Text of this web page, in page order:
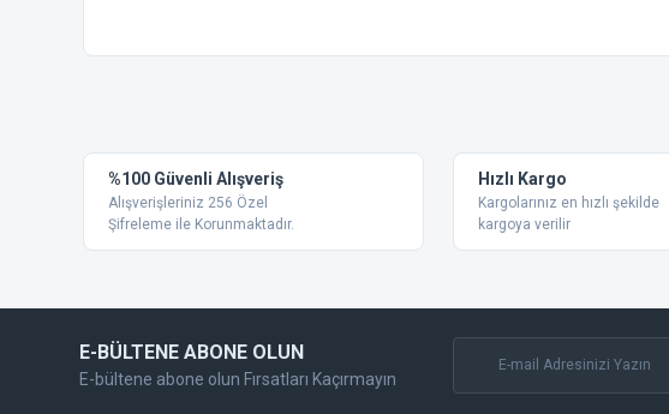
Ürün resmi kalitesiz, bozuk veya görüntülenemiyor.
Ürün açıklamasında eksik bilgiler bulunuyor.
Ürün bilgilerinde hatalar bulunuyor.
Ürün fiyatı diğer sitelerden daha pahalı.
%100 Güvenli Alışveriş
Alışverişleriniz 256 Özel
Şifreleme ile Korunmaktadır.
Hızlı Kargo
Kargolarınız en hızlı şekilde
kargoya verilir
E-BÜLTENE ABONE OLUN
E-bültene abone olun Fırsatları Kaçırmayın